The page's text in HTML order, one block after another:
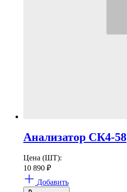
Анализатор СК4-58
Цена (ШТ):
10 890 ₽
Добавить